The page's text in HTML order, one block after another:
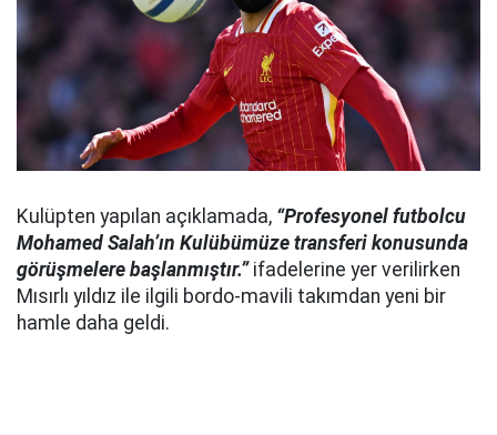
Kulüpten yapılan açıklamada, “Profesyonel futbolcu
Mohamed Salah’ın Kulübümüze transferi konusunda
görüşmelere başlanmıştır.”ifadelerine yer verilirken
Mısırlı yıldız ile ilgili bordo-mavili takımdan yeni bir
hamle daha geldi.